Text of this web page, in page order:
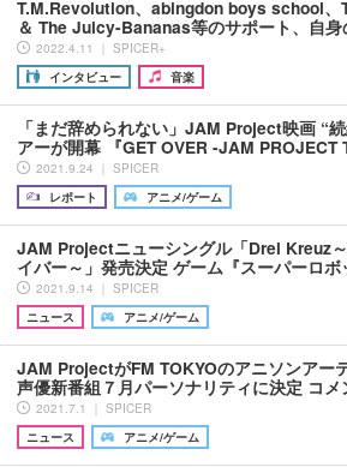
T.M.Revolution、abingdon boys school、
＆ The Juicy-Bananas等のサポート、自
2022.4.11 ｜ SPICER+
インタビュー
音楽
「まだ辞められない」JAM Project映画 “
アーが開幕 『GET OVER -JAM
2021.9.24 ｜ SPICER
レポート
アニメ/ゲーム
JAM Projectニューシングル「Drei Kreuz
イバー～」発売決定 ゲーム『スーパーロ
2021.9.14 ｜ SPICER
ニュース
アニメ/ゲーム
JAM ProjectがFM TOKYOのアニソンアー
声優新番組７月パーソナリティに決定 コメ
2021.7.1 ｜ SPICER
ニュース
アニメ/ゲーム